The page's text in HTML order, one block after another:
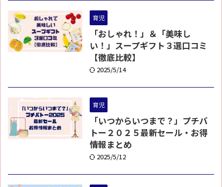
育児
「おしゃれ！」＆「美味し
い！」スープギフト３選口コミ
【徹底比較】
2025/5/14
育児
「いつからいつまで？」プチバ
トー２０２５最新セール・お得
情報まとめ
2025/5/12